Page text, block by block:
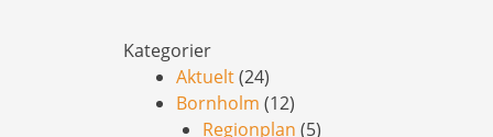
Kategorier
Aktuelt(24)
Bornholm (12)
Regionplan (5)